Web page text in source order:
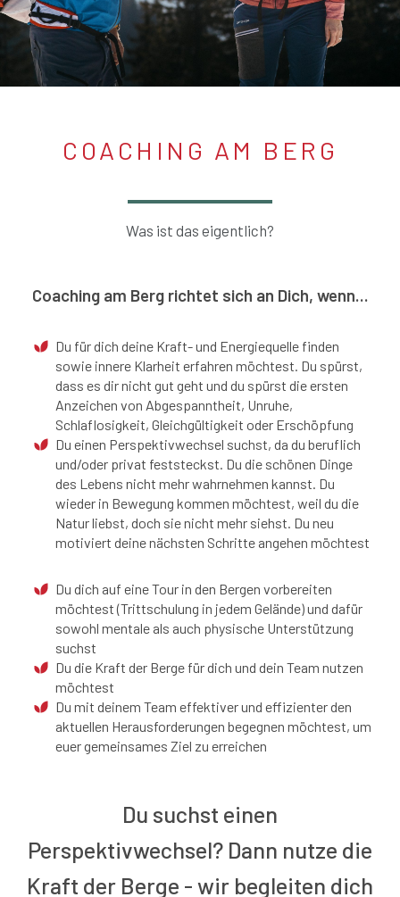
COACHING AM BERG
Was ist das eigentlich?
Coaching am Berg richtet sich an Dich, wenn...
Du für dich deine Kraft- und Energiequelle finden
sowie innere Klarheit erfahren möchtest. Du spürst,
dass es dir nicht gut geht und du spürst die ersten
Anzeichen von Abgespanntheit, Unruhe,
Schlaflosigkeit, Gleichgültigkeit oder Erschöpfung
Du einen Perspektivwechsel suchst, da du beruflich
und/oder privat feststeckst. Du die schönen Dinge
des Lebens nicht mehr wahrnehmen kannst. Du
wieder in Bewegung kommen möchtest, weil du die
Natur liebst, doch sie nicht mehr siehst. Du neu
motiviert deine nächsten Schritte angehen möchtest
Du dich auf eine Tour in den Bergen vorbereiten
möchtest (Trittschulung in jedem Gelände) und dafür
sowohl mentale als auch physische Unterstützung
suchst
Du die Kraft der Berge für dich und dein Team nutzen
möchtest
Du mit deinem Team effektiver und effizienter den
aktuellen Herausforderungen begegnen möchtest, um
euer gemeinsames Ziel zu erreichen
Du suchst einen
Perspektivwechsel? Dann nutze die
Kraft der Berge - wir begleiten dich